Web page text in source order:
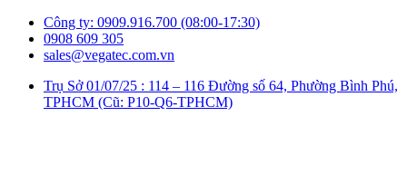
Công ty: 0909.916.700 (08:00-17:30)
0908 609 305
sales@vegatec.com.vn
Trụ Sở 01/07/25 : 114 – 116 Đường số 64, Phường Bình Phú,
TPHCM (Cũ: P10-Q6-TPHCM)